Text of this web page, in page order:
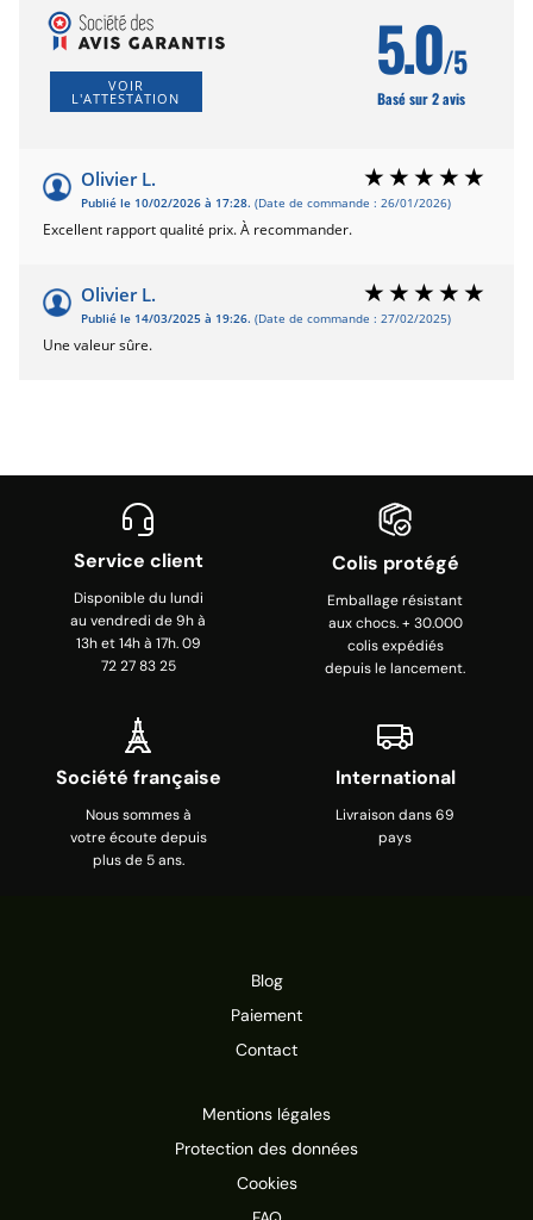
VOIR
L'ATTESTATION
5.0/5
Basé sur 2 avis
Olivier L.
Publié le 10/02/2026 à 17:28. (Date de commande : 26/01/2026)
Excellent rapport qualité prix. À recommander.
Olivier L.
Publié le 14/03/2025 à 19:26. (Date de commande : 27/02/2025)
Une valeur sûre.
Service client
Disponible du lundi
au vendredi de 9h à
13h et 14h à 17h. 09
72 27 83 25
Colis protégé
Emballage résistant
aux chocs. + 30.000
colis expédiés
depuis le lancement.
Société française
Nous sommes à
votre écoute depuis
plus de 5 ans.
International
Livraison dans 69
pays
Blog
Paiement
Contact
Mentions légales
Protection des données
Cookies